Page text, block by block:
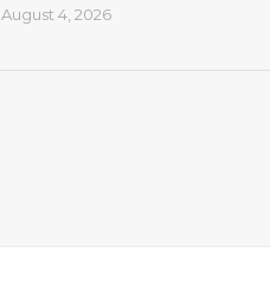
August 4, 2026